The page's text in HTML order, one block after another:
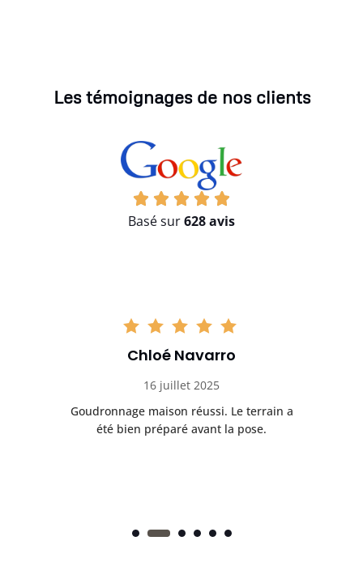
Les témoignages de nos clients
Basé sur628 avis
Chloé Navarro
16 juillet 2025
Goudronnage maison réussi. Le terrain a
été bien préparé avant la pose.